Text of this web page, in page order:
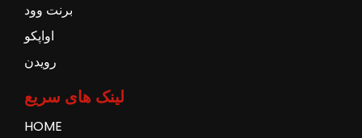
برنت وود
اواپکو
رویدن
لینک های سریع
HOME